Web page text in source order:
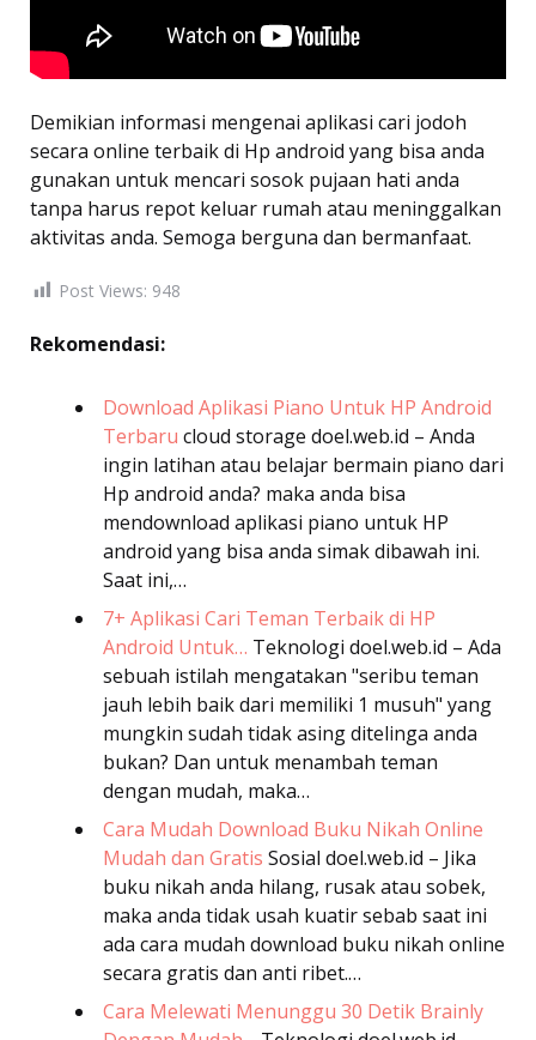
Demikian informasi mengenai aplikasi cari jodoh
secara online terbaik di Hp android yang bisa anda
gunakan untuk mencari sosok pujaan hati anda
tanpa harus repot keluar rumah atau meninggalkan
aktivitas anda. Semoga berguna dan bermanfaat.
Post Views: 948
Rekomendasi:
Download Aplikasi Piano Untuk HP Android
Terbaru cloud storage doel.web.id – Anda
ingin latihan atau belajar bermain piano dari
Hp android anda? maka anda bisa
mendownload aplikasi piano untuk HP
android yang bisa anda simak dibawah ini.
Saat ini,…
7+ Aplikasi Cari Teman Terbaik di HP
Android Untuk… Teknologi doel.web.id – Ada
sebuah istilah mengatakan "seribu teman
jauh lebih baik dari memiliki 1 musuh" yang
mungkin sudah tidak asing ditelinga anda
bukan? Dan untuk menambah teman
dengan mudah, maka…
Cara Mudah Download Buku Nikah Online
Mudah dan Gratis Sosial doel.web.id – Jika
buku nikah anda hilang, rusak atau sobek,
maka anda tidak usah kuatir sebab saat ini
ada cara mudah download buku nikah online
secara gratis dan anti ribet.…
Cara Melewati Menunggu 30 Detik Brainly